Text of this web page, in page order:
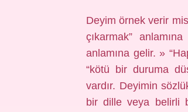
Deyim örnek verir
çıkarmak”
anlamına gelir. »
“kötü bir duruma
vardır. Deyimin
bir dille veya belirli